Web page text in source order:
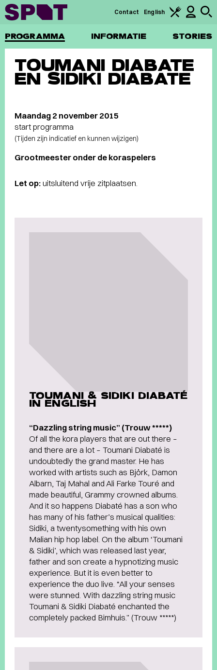
PROGRAMMA INFORMATIE STORIES
Contact English
TOUMANI DIABATE
EN SIDIKI DIABATE
Maandag 2 november 2015
start programma
(Tijden zijn indicatief en kunnen wijzigen)
Grootmeester onder de koraspelers
Let op:uitsluitend vrije zitplaatsen.
TOUMANI & SIDIKI DIABATÉ
IN ENGLISH
“Dazzling string music” (Trouw *****)
Of all the kora players that are out there –
and there are a lot – Toumani Diabaté is
undoubtedly the grand master. He has
worked with artists such as Björk, Damon
Albarn, Taj Mahal and Ali Farke Touré and
made beautiful, Grammy crowned albums.
And it so happens Diabaté has a son who
has many of his father’s musical qualities:
Sidiki, a twentysomething with his own
Malian hip hop label. On the album ‘Toumani
& Sidiki’, which was released last year,
father and son create a hypnotizing music
experience. But it is even better to
experience the duo live. “All your senses
were stunned. With dazzling string music
Toumani & Sidiki Diabaté enchanted the
completely packed Bimhuis.” (Trouw *****)